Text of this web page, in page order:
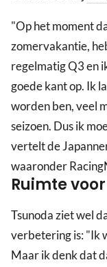
"Op het moment
zomervakantie,
regelmatig Q3 en
goede kant op. Ik
worden ben, veel
seizoen. Dus ik
vertelt de
waaronder
Ruimte
Tsunoda ziet wel
verbetering is: "Ik
Maar ik denk dat